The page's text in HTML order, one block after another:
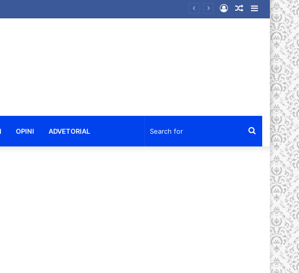
Boliyohuto Salurkan Air Bersih dan Sembako Sidebar
Random
Log
OPINI ADVETORIAL Search